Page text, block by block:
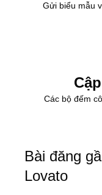
Gửi biểu mẫu
Các bộ đếm
Bài đăng
Lovato